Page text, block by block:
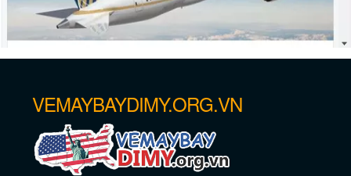
VEMAYBAYDIMY.ORG.VN